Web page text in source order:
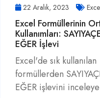
22 Aralık, 2023
Excel Formüllerinin
Kullanımları:
EĞER İşlevi
Excel'de sık kullanılan
formüllerden
EĞER işlevini